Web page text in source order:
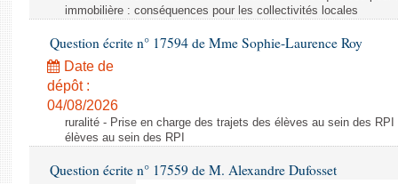
immobilière : conséquences pour les collectivités locales
Question écrite n° 17594 de Mme Sophie-Laurence Roy
Date de
dépôt :
04/08/2026
ruralité - Prise en charge des trajets des élèves au sein des
élèves au sein des RPI
Question écrite n° 17559 de M. Alexandre Dufosset